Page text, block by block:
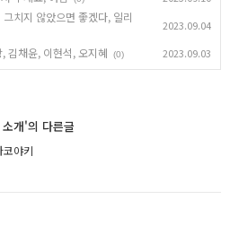
치지 않았으면 좋겠다, 일리
2023.09.04
김채윤, 이현석, 오지혜 (0) 2023.09.03
개'의 다른글
코야키